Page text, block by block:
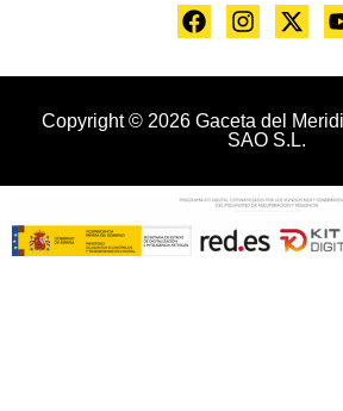
Copyright © 2026 Gaceta del
SAO S.L.